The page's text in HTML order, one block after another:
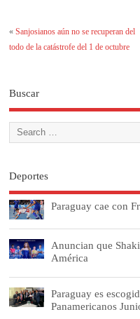
«Sanjosianos aún no se recuperan del
todo de la catástrofe del 1 de octubre
Buscar
Deportes
Paraguay cae con
Anuncian que
América
Paraguay es
Panamericanos